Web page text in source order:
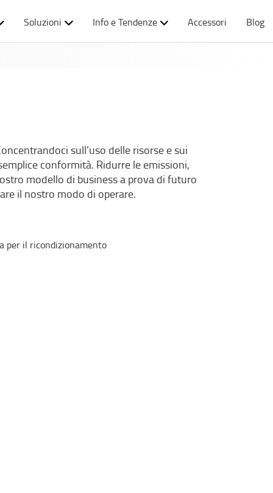
Soluzioni Info e Tendenze Accessori Blog
sull’uso delle risorse e sui
conformità. Ridurre le emissioni,
modello di business a prova di futuro
il nostro modo di operare.